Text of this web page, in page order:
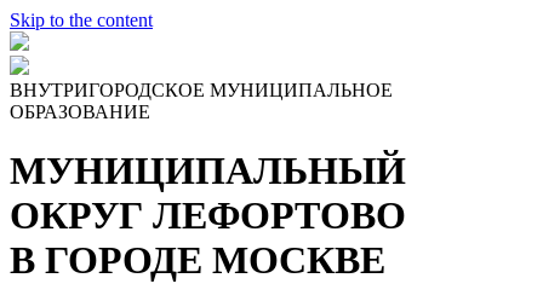
Skip to the content
ВНУТРИГОРОДСКОЕ МУНИЦИПАЛЬНОЕ
ОБРАЗОВАНИЕ
МУНИЦИПАЛЬНЫЙ
ОКРУГ ЛЕФОРТОВО
В ГОРОДЕ МОСКВЕ